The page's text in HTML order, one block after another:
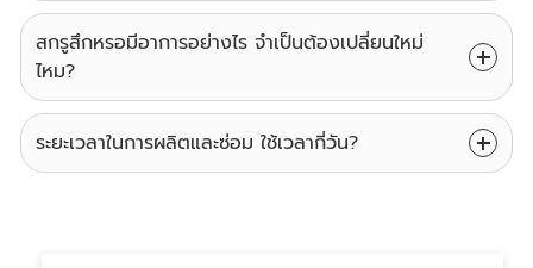
สกรูสึกหรอมีอาการอย่างไร จำเป็นต้องเปลี่ยนใหม่
ไหม?
ระยะเวลาในการผลิตและซ่อม ใช้เวลากี่วัน?